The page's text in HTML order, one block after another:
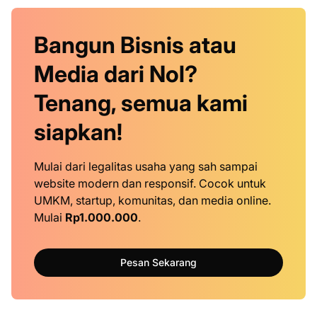
Bangun Bisnis atau
Media dari Nol?
Tenang, semua kami
siapkan!
Mulai dari legalitas usaha yang sah sampai
website modern dan responsif. Cocok untuk
UMKM, startup, komunitas, dan media online.
Mulai Rp1.000.000.
Pesan Sekarang